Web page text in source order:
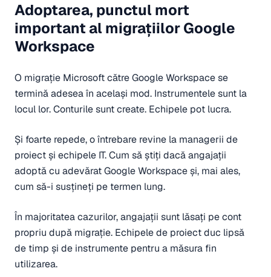
Adoptarea, punctul mort
important al migrațiilor Google
Workspace
O migrație Microsoft către Google Workspace se
termină adesea în același mod. Instrumentele sunt la
locul lor. Conturile sunt create. Echipele pot lucra.
Și foarte repede, o întrebare revine la managerii de
proiect și echipele IT. Cum să știți dacă angajații
adoptă cu adevărat Google Workspace și, mai ales,
cum să-i susțineți pe termen lung.
În majoritatea cazurilor, angajații sunt lăsați pe cont
propriu după migrație. Echipele de proiect duc lipsă
de timp și de instrumente pentru a măsura fin
utilizarea.